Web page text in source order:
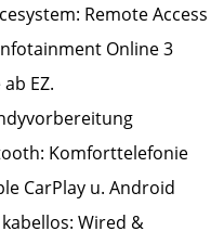
Remote Access
Online 3
ab EZ.
Komforttelefonie
CarPlay u. Android
Wired &